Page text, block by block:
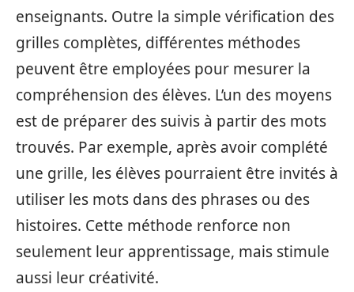
enseignants. Outre la simple vérification des
grilles complètes, différentes méthodes
peuvent être employées pour mesurer la
compréhension des élèves. L’un des moyens
est de préparer des suivis à partir des mots
trouvés. Par exemple, après avoir complété
une grille, les élèves pourraient être invités à
utiliser les mots dans des phrases ou des
histoires. Cette méthode renforce non
seulement leur apprentissage, mais stimule
aussi leur créativité.